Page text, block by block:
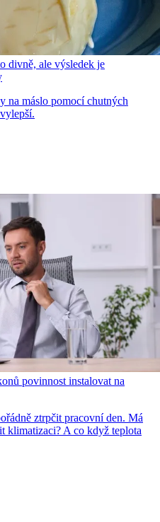
divně, ale výsledek je
na máslo pomocí chutných
povinnost instalovat na
ztrpčit pracovní den. Má
klimatizaci? A co když teplota